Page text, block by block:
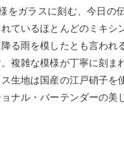
をガラスに刻む、今日の
ているほとんどのミキシ
る雨を模したとも言われ
複雑な模様が丁寧に刻ま
生地は国産の江戸硝子を
ナル・バーテンダーの美